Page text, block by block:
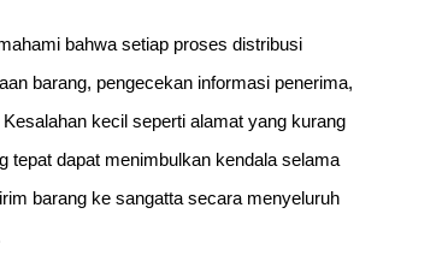
bahwa setiap proses distribusi
barang, pengecekan informasi penerima,
kecil seperti alamat yang kurang
tepat dapat menimbulkan kendala selama
barang ke sangatta secara menyeluruh